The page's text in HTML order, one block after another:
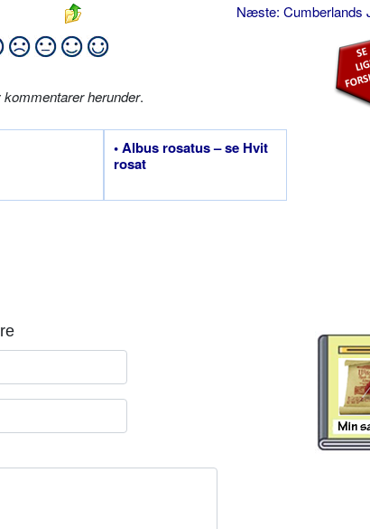
Næste: Cumberlands
herunder.
• Albus rosatus – se Hvit
rosat